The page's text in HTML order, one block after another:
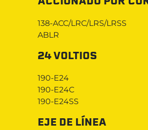
138-ACC/LRC/LRS/LRSS
ABLR
24 VOLTIOS
190-E24
190-E24C
190-E24SS
EJE DE LÍNEA